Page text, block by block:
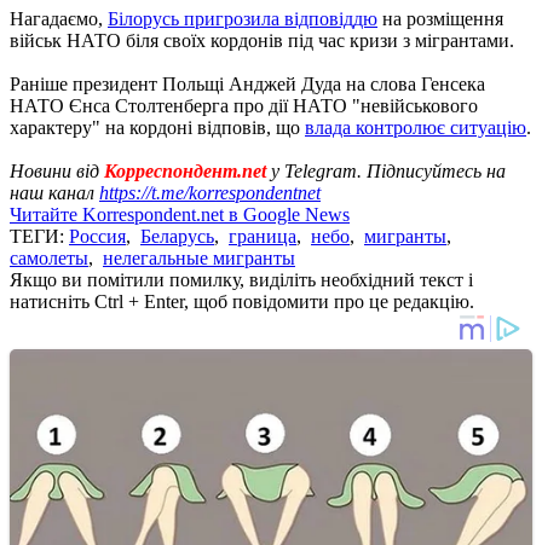
Нагадаємо, Білорусь пригрозила відповіддю на розміщення
військ НАТО біля своїх кордонів під час кризи з мігрантами.
Раніше президент Польщі Анджей Дуда на слова Генсека
НАТО Єнса Столтенберга про дії НАТО "невійськового
характеру" на кордоні відповів, що влада контролює ситуацію.
Новини від Корреспондент.netу Telegram. Підписуйтесь на
наш канал https://t.me/korrespondentnet
Читайте Korrespondent.net в Google News
ТЕГИ: Россия, Беларусь, граница, небо, мигранты,
самолеты, нелегальные мигранты
Якщо ви помітили помилку, виділіть необхідний текст і
натисніть Ctrl + Enter, щоб повідомити про це редакцію.